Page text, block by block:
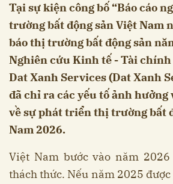
Tại sự kiện công bố “Báo cáo
trường bất động sản Việt Nam
báo thị trường bất động sản
Nghiên cứu Kinh tế - Tài chính
Dat Xanh Services (Dat Xanh
đã chỉ ra các yếu tố ảnh hưởng
về sự phát triển thị trường bất
Nam 2026.
Việt Nam bước vào năm
thách thức. Nếu năm 2025